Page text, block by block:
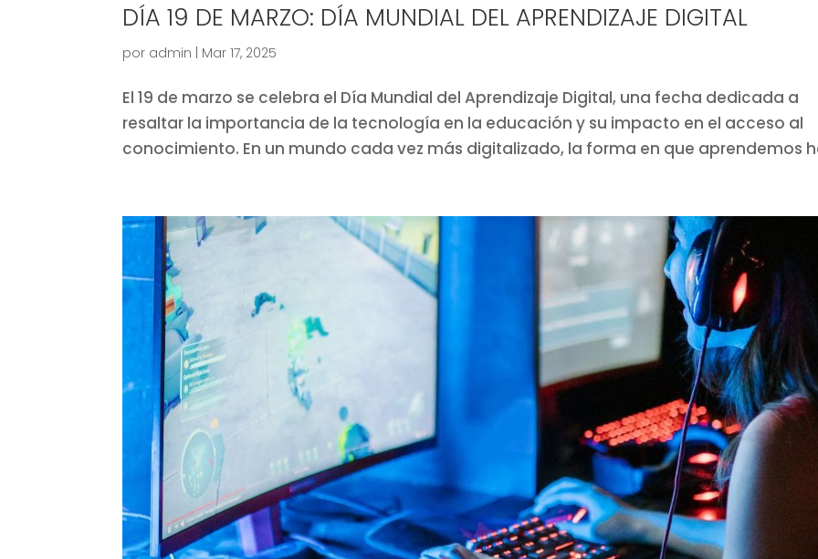
DÍA 19 DE MARZO: DÍA MUNDIAL DEL APRENDIZAJE DIGITAL
por admin Mar 17, 2025
El 19 de marzo se celebra el Día Mundial del Aprendizaje Digital, una fecha dedicada a
resaltar la importancia de la tecnología en la educación y su impacto en el acceso al
conocimiento. En un mundo cada vez más digitalizado, la forma en que aprendemos